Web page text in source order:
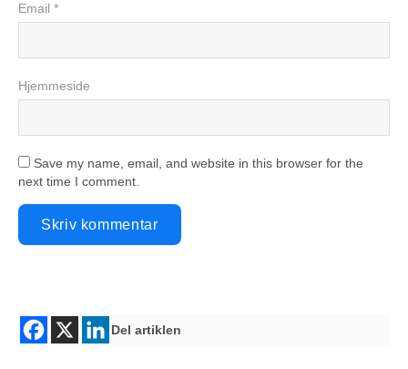
Email *
Hjemmeside
Save my name, email, and website in this browser for the
next time I comment.
Del artiklen